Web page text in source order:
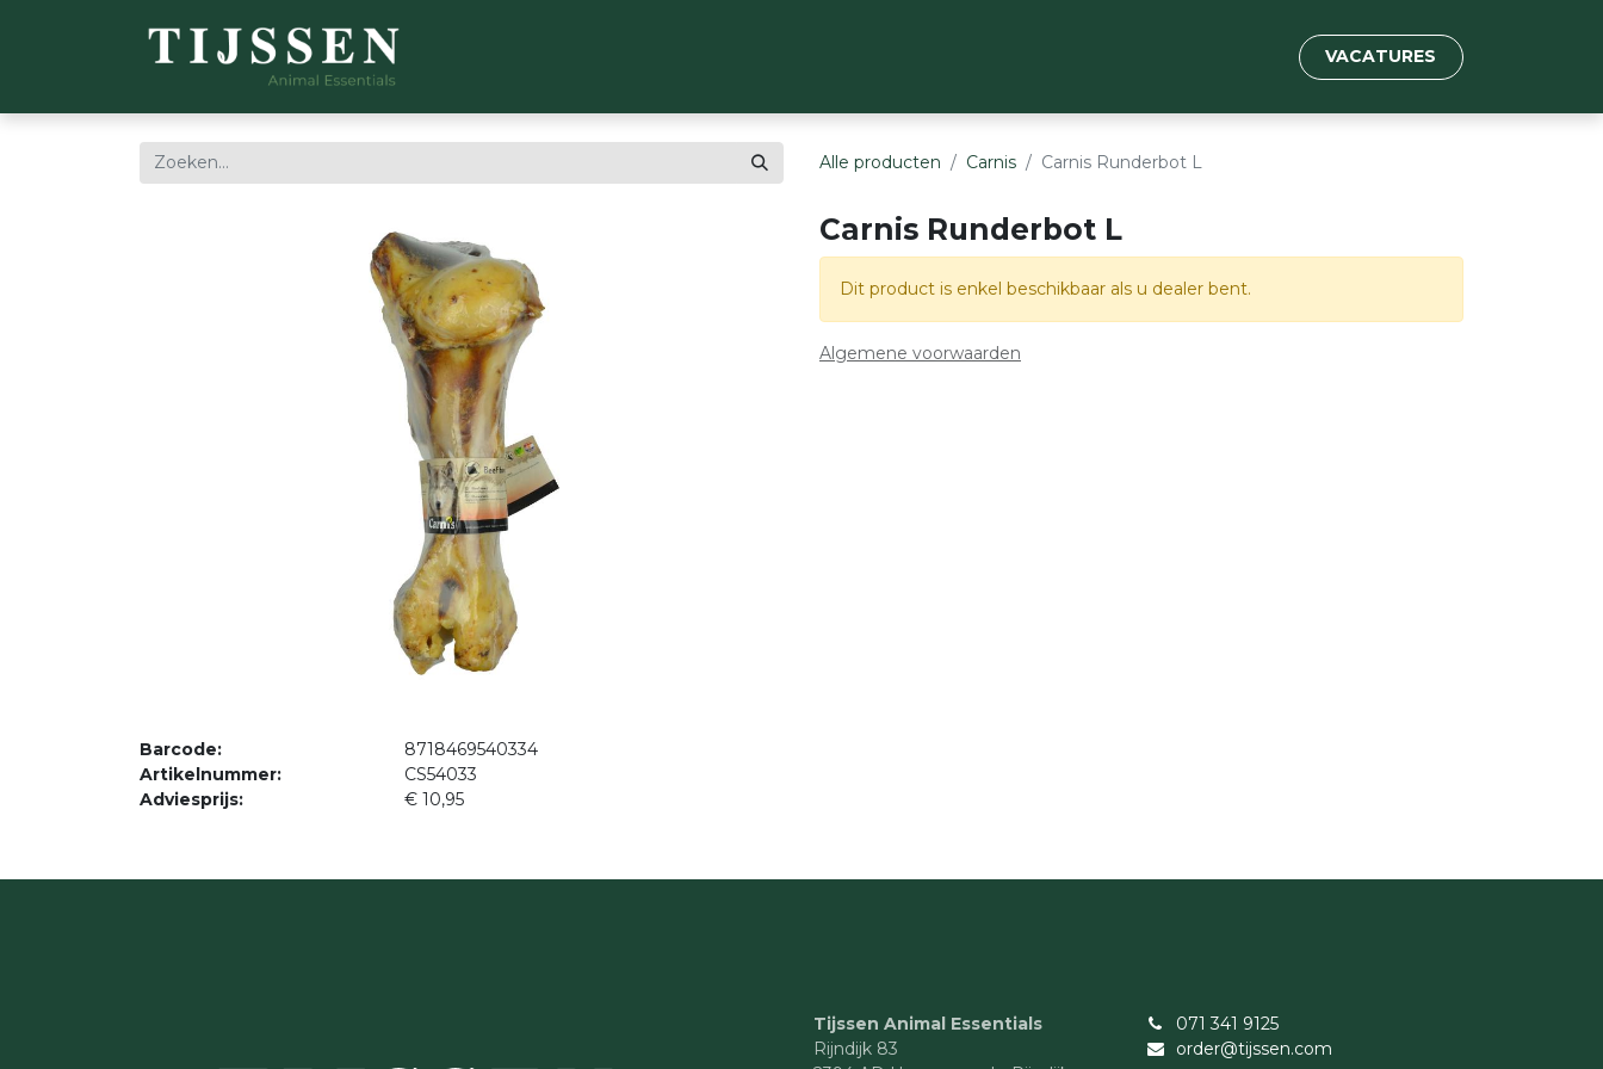
VACATURES
Alle producten Carnis Carnis Runderbot L
Carnis Runderbot L
Dit product is enkel beschikbaar als u dealer bent.
Algemene voorwaarden
Barcode:
8718469540334
Artikelnummer:
CS54033
Adviesprijs:
€ 10,95
Tijssen Animal Essentials
Rijndijk 83
071 341 9125
order@tijssen.com